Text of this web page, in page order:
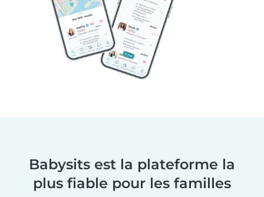
Babysits est la plateforme la
plus fiable pour les familles